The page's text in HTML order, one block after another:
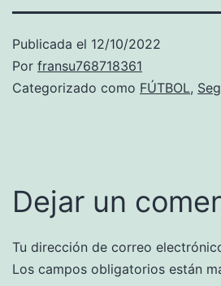
Publicada el 12/10/2022
Por fransu768718361
Categorizado como FÚTBOL,
Dejar un
Tu dirección de correo
Los campos obligatorios están